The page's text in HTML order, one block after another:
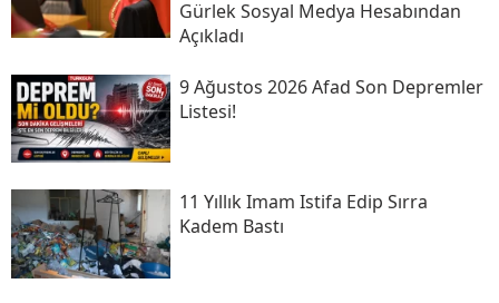
Gürlek Sosyal Medya Hesabından
Açıkladı
9 Ağustos 2026 Afad Son Depremler
Listesi!
11 Yıllık Imam Istifa Edip Sırra
Kadem Bastı